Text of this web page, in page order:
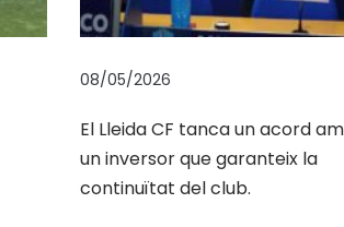
08/05/2026
El Lleida CF tanca un acord
un inversor que garanteix la
continuïtat del club.